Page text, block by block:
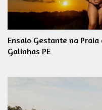
Ensaio Gestante na
Galinhas PE